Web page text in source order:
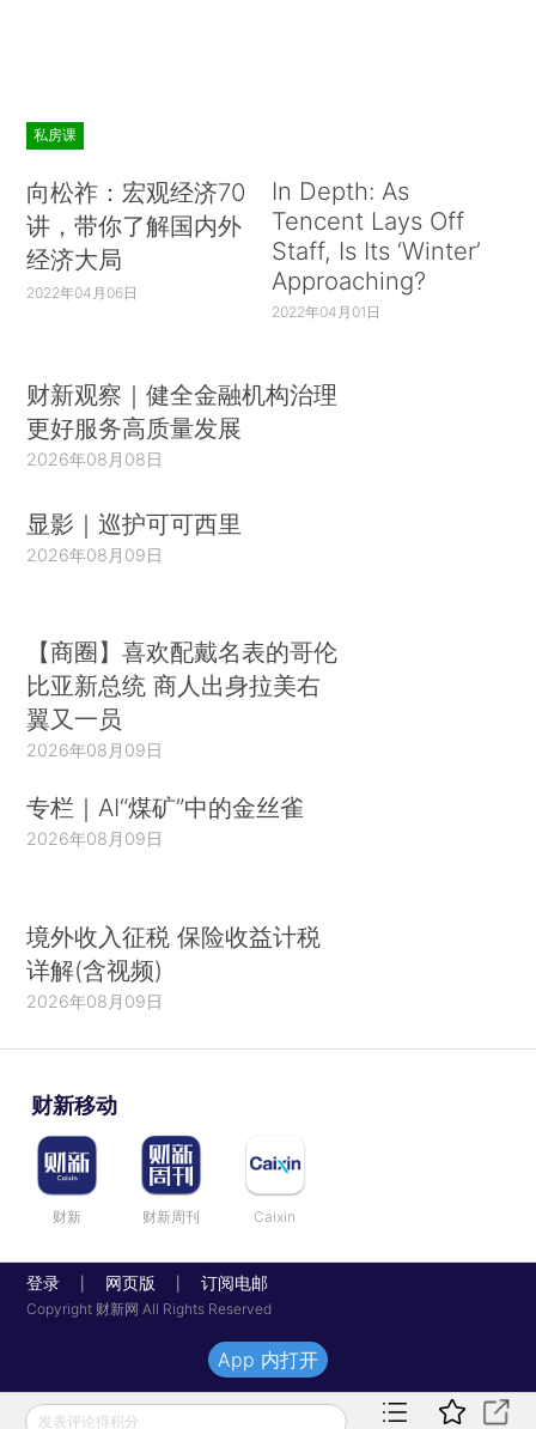
私房课
向松祚：宏观经济70
讲，带你了解国内外
经济大局
2022年04月06日
In Depth: As
Tencent Lays Off
Staff, Is Its ‘Winter’
Approaching?
2022年04月01日
财新观察｜健全金融机构治理
更好服务高质量发展
2026年08月08日
显影｜巡护可可西里
2026年08月09日
【商圈】喜欢配戴名表的哥伦
比亚新总统 商人出身拉美右
翼又一员
2026年08月09日
专栏｜AI“煤矿”中的金丝雀
2026年08月09日
境外收入征税 保险收益计税
详解(含视频)
2026年08月09日
财新移动
财新 财新周刊 Caixin
登录 网页版 订阅电邮
Copyright 财新网 All Rights Reserved
发表评论得积分
App 内打开